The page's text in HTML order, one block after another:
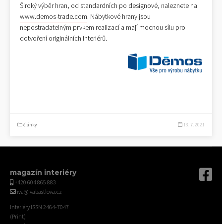
Široký výběr hran, od standardních po designové, naleznete na
www.demos-trade.com. Nábytkové hrany jsou
nepostradatelným prvkem realizací a mají mocnou sílu pro
dotvoření originálních interiérů.
články 13. 7. 2021
magazín interiéry
+420 604 865 883
iva@ivabastlova.cz
Interiéry ISSN 2464-7047
(Print)